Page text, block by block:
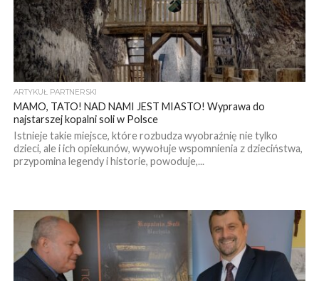
ARTYKUŁ PARTNERSKI
MAMO, TATO! NAD NAMI JEST MIASTO! Wyprawa do
najstarszej kopalni soli w Polsce
Istnieje takie miejsce, które rozbudza wyobraźnię nie tylko
dzieci, ale i ich opiekunów, wywołuje wspomnienia z dzieciństwa,
przypomina legendy i historie, powoduje,...